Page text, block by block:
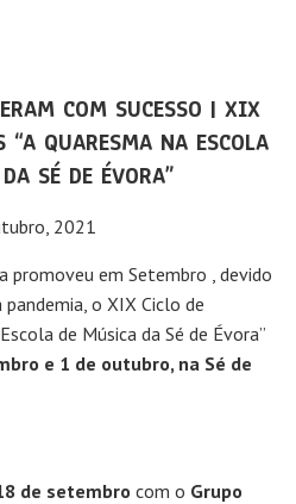
COM SUCESSO | XIX
“A QUARESMA NA ESCOLA
SÉ DE ÉVORA”
2021
promoveu em Setembro , devido
o XIX Ciclo de
de Música da Sé de Évora”
e 1 de outubro, na Sé de
de setembro com o Grupo